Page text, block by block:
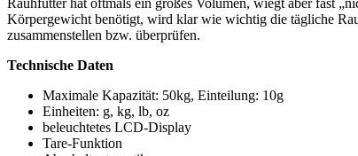
Körpergewicht benötigt, wird klar wie wichtig die tägliche
zusammenstellen bzw. überprüfen.
Technische Daten
Maximale Kapazität: 50kg, Einteilung: 10g
Einheiten: g, kg, lb, oz
beleuchtetes LCD-Display
Tare-Funktion